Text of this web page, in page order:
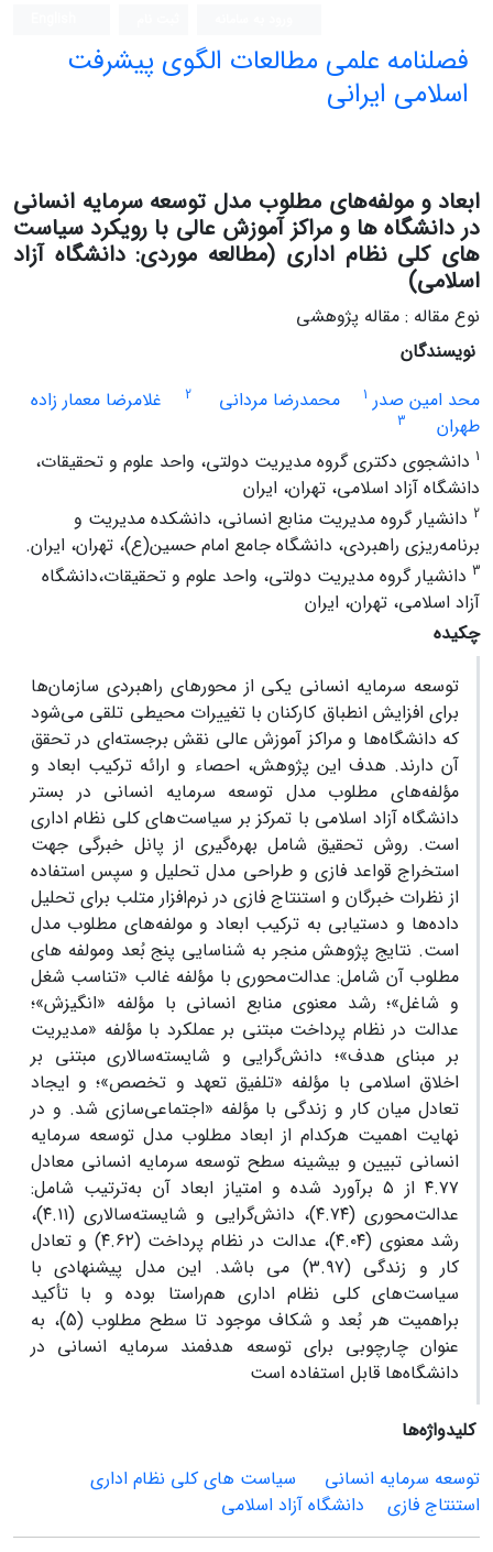
فصلنامه علمی مطالعات الگوی پیشرفت
اسلامی ایرانی
ابعاد و مولفه‌های مطلوب مدل توسعه سرمایه انسانی
در دانشگاه ها و مراکز آموزش عالی با رویکرد سیاست
های کلی نظام اداری (مطالعه موردی: دانشگاه آزاد
اسلامی)
نوع مقاله : مقاله پژوهشی
نویسندگان
محد امین صدر 1 محمدرضا مردانی 2
غلامرضا معمار زاده
طهران
3
1 دانشجوی دکتری گروه مدیریت دولتی، واحد علوم و تحقیقات،
دانشگاه آزاد اسلامی، تهران، ایران
2 دانشیار گروه مدیریت منابع انسانی، دانشکده مدیریت و
برنامه‌ریزی راهبردی، دانشگاه جامع امام حسین(ع)، تهران، ایران.
3 دانشیار گروه مدیریت دولتی، واحد علوم و تحقیقات،دانشگاه
آزاد اسلامی، تهران، ایران
چکیده
توسعه سرمایه انسانی یکی از محورهای راهبردی سازمان‌ها
برای افزایش انطباق کارکنان با تغییرات محیطی تلقی می‌شود
که دانشگاه‌ها و مراکز آموزش عالی نقش برجسته‌ای در تحقق
آن دارند. هدف این پژوهش، احصاء و ارائه ترکیب ابعاد و
مؤلفه‌های مطلوب مدل توسعه سرمایه انسانی در بستر
دانشگاه‌ آزاد اسلامی با تمرکز بر سیاست‌های کلی نظام اداری
است. روش تحقیق شامل بهره‌گیری از پانل خبرگی جهت
استخراج قواعد فازی و طراحی مدل تحلیل و سپس استفاده
از نظرات خبرگان و استنتاج فازی در نرم‌افزار متلب برای تحلیل
داده‌ها و دستیابی به ترکیب‌ ابعاد و مولفه‌های مطلوب مدل
است. نتایج پژوهش منجر به شناسایی پنج بُعد ومولفه های
مطلوب آن شامل: عدالت‌محوری با مؤلفه غالب «تناسب شغل
و شاغل»؛ رشد معنوی منابع انسانی با مؤلفه «انگیزش»؛
عدالت در نظام پرداخت مبتنی بر عملکرد با مؤلفه «مدیریت
بر مبنای هدف»؛ دانش‌گرایی و شایسته‌سالاری مبتنی بر
اخلاق اسلامی با مؤلفه «تلفیق تعهد و تخصص»؛ و ایجاد
تعادل میان کار و زندگی با مؤلفه «اجتماعی‌سازی شد. و در
نهایت اهمیت هرکدام از ابعاد مطلوب مدل توسعه سرمایه
انسانی تبیین و بیشینه سطح توسعه سرمایه انسانی معادل
۴.۷۷ از ۵ برآورد شده و امتیاز ابعاد آن به‌ترتیب شامل:
عدالت‌محوری (۴.۷۴)، دانش‌گرایی و شایسته‌سالاری (۴.۱۱)،
رشد معنوی (۴.۰۴)، عدالت در نظام پرداخت (۴.۶۲) و تعادل
کار و زندگی (۳.۹۷) می باشد. این مدل پیشنهادی با
سیاست‌های کلی نظام اداری هم‌راستا بوده و با تأکید
براهمیت هر بُعد و شکاف موجود تا سطح مطلوب (5)، به
عنوان چارچوبی برای توسعه هدفمند سرمایه انسانی در
دانشگاه‌ها قابل استفاده است
کلیدواژه‌ها
توسعه سرمایه انسانی
‌ سیاست های کلی نظام اداری
استنتاج فازی
دانشگاه آزاد اسلامی